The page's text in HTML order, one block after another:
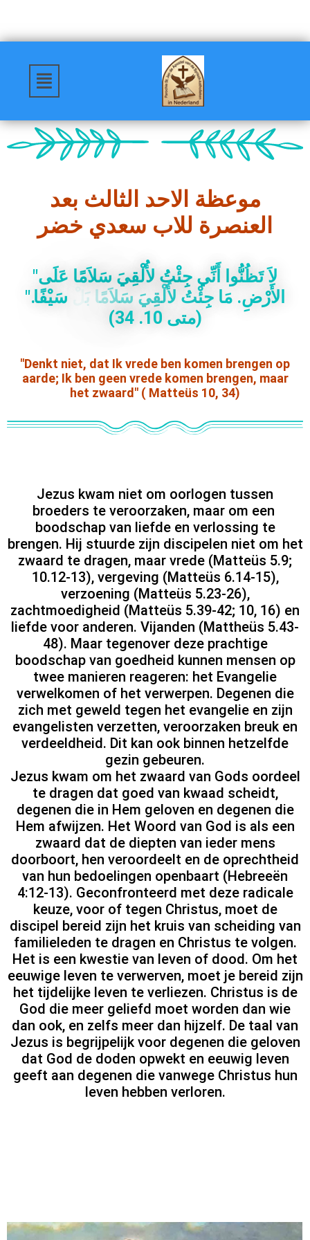
موعظة الاحد الثالث بعد
العنصرة للاب سعدي خضر
" ل تظنو أني جئت للقي سلما على
لرض. ما جئت للقي سلما ب سيفا.
"
(متى 1 0
.
34
)
"Denkt niet, dat Ik vrede ben komen brengen op
aarde; Ik ben geen vrede komen brengen, maar
het zwaard" ( Matteüs 10, 34)
Jezus kwam niet om oorlogen tussen
broeders te veroorzaken, maar om een ​​
boodschap van liefde en verlossing te
brengen. Hij stuurde zijn discipelen niet om het
zwaard te dragen, maar vrede (Matteüs 5.9;
10.12-13), vergeving (Matteüs 6.14-15),
verzoening (Matteüs 5.23-26),
zachtmoedigheid (Matteüs 5.39-42; 10, 16) en
liefde voor anderen. Vijanden (Mattheüs 5.43-
48). Maar tegenover deze prachtige
boodschap van goedheid kunnen mensen op
twee manieren reageren: het Evangelie
verwelkomen of het verwerpen. Degenen die
zich met geweld tegen het evangelie en zijn
evangelisten verzetten, veroorzaken breuk en
verdeeldheid. Dit kan ook binnen hetzelfde
gezin gebeuren.
Jezus kwam om het zwaard van Gods oordeel
te dragen dat goed van kwaad scheidt,
degenen die in Hem geloven en degenen die
Hem afwijzen. Het Woord van God is als een
zwaard dat de diepten van ieder mens
doorboort, hen veroordeelt en de oprechtheid
van hun bedoelingen openbaart (Hebreeën
4:12-13). Geconfronteerd met deze radicale
keuze, voor of tegen Christus, moet de
discipel bereid zijn het kruis van scheiding van
familieleden te dragen en Christus te volgen.
Het is een kwestie van leven of dood. Om het
eeuwige leven te verwerven, moet je bereid zijn
het tijdelijke leven te verliezen. Christus is de
God die meer geliefd moet worden dan wie
dan ook, en zelfs meer dan hijzelf. De taal van
Jezus is begrijpelijk voor degenen die geloven
dat God de doden opwekt en eeuwig leven
geeft aan degenen die vanwege Christus hun
leven hebben verloren.